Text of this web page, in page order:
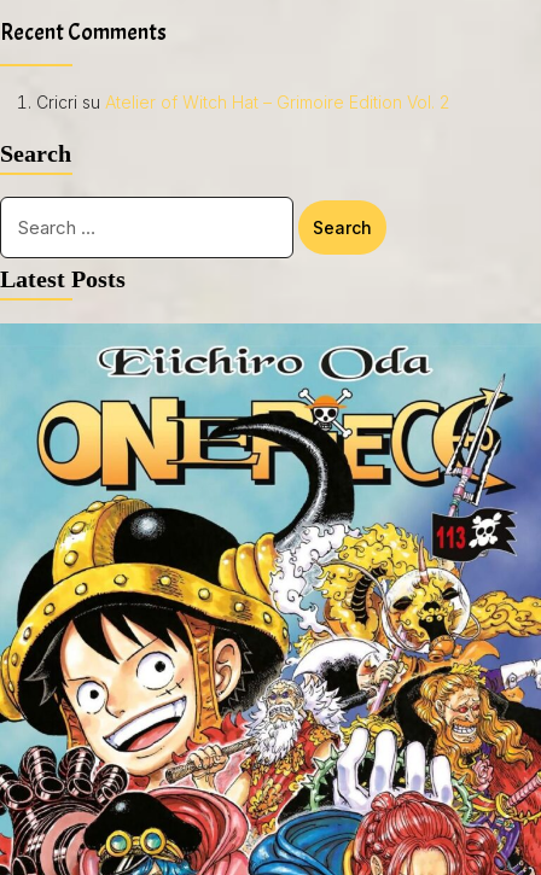
Recent Comments
Cricri su Atelier of Witch Hat – Grimoire Edition Vol. 2
Search
Latest Posts